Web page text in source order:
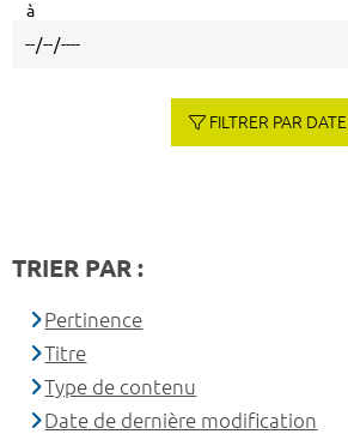
à
FILTRER PAR DATE
TRIER PAR :
Pertinence
Titre
Type de contenu
Date de dernière modification